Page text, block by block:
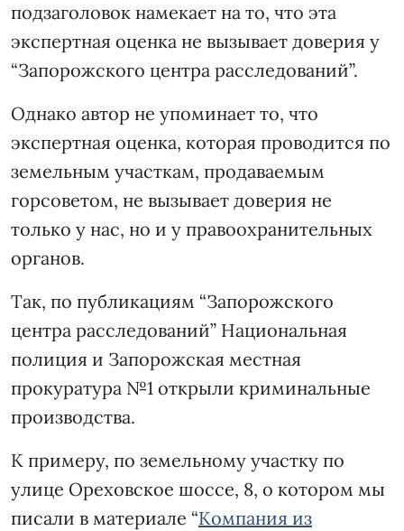
подзаголовок намекает на то, что эта
экспертная оценка не вызывает доверия у
“Запорожского центра расследований”.
Однако автор не упоминает то, что
экспертная оценка, которая проводится по
земельным участкам, продаваемым
горсоветом, не вызывает доверия не
только у нас, но и у правоохранительных
органов.
Так, по публикациям “Запорожского
центра расследований” Национальная
полиция и Запорожская местная
прокуратура №1 открыли криминальные
производства.
К примеру, по земельному участку по
улице Ореховское шоссе, 8, о котором мы
писали в материале “Компания из